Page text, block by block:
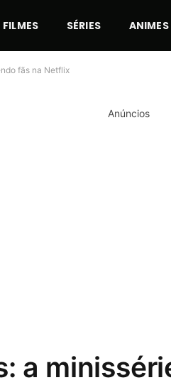
FILMES SÉRIES ANIMES
fãs na Netflix
Anúncios
a